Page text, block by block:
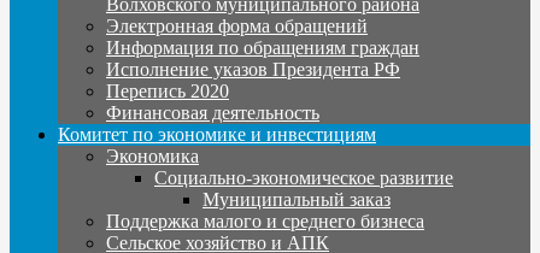
Электронная форма обращений
Информация по обращениям граждан
Исполнение указов Президента РФ
Перепись 2020
Финансовая деятельность
Комитет по экономике и инвестициям
Экономика
Социально-экономическое развитие
Муниципальный заказ
Поддержка малого и среднего бизнеса
Сельское хозяйство и АПК